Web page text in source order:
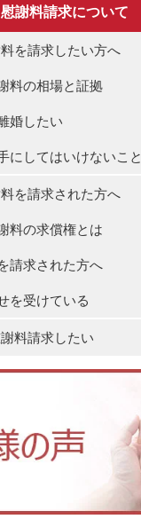
慰謝料請求について
を請求したい方へ
料の相場と証拠
婚したい
にしてはいけないこと
を請求された方へ
料の求償権とは
請求された方へ
を受けている
料請求したい